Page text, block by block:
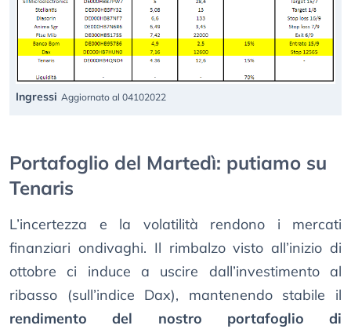
Ingressi Aggiornato al 04102022
Portafoglio del Martedì: putiamo su
Tenaris
L’incertezza e la volatilità rendono i mercati
finanziari ondivaghi. Il rimbalzo visto all’inizio di
ottobre ci induce a uscire dall’investimento al
ribasso (sull’indice Dax), mantenendo stabile il
rendimento del nostro portafoglio di